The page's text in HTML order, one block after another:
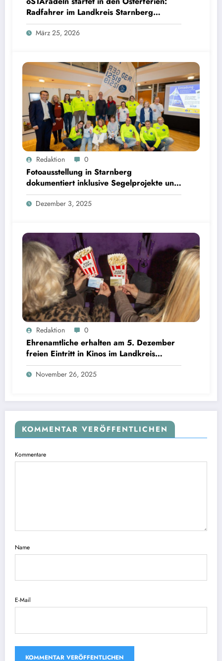
Radfahrer im Landkreis Starnberg
können Preise per QR Code gewinnen
März 25, 2026
Fotoausstellung in Starnberg dokumentiert inklusive Segelprojekte und Ehrenamt | Bild: ©
Landratsamt Starnberg
Redaktion 0
Fotoausstellung in Starnberg
dokumentiert inklusive Segelprojekte und
Ehrenamt
Dezember 3, 2025
Ehrenamtliche erhalten am 5. Dezember freien Eintritt in Kinos im Landkreis Starnberg |
Bild: © Landratsamt Starnberg
Redaktion 0
Ehrenamtliche erhalten am 5. Dezember
freien Eintritt in Kinos im Landkreis
Starnberg
November 26, 2025
KOMMENTAR VERÖFFENTLICHEN
Kommentare
Name
E-Mail